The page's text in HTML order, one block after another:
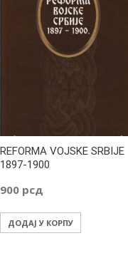
REFORMA VOJSKE SRBIJE
1897-1900
900 рсд
ДОДАЈ У КОРПУ